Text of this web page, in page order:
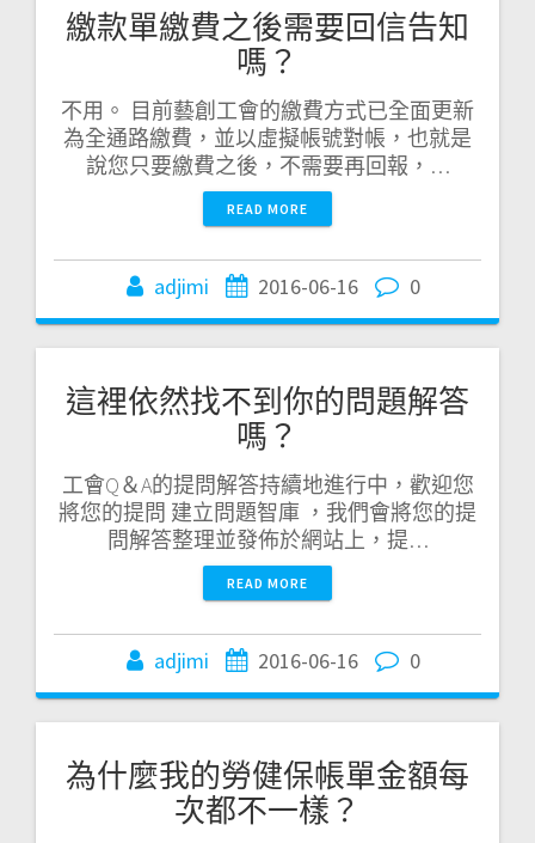
繳款單繳費之後需要回信告知
嗎？
不用。 目前藝創工會的繳費方式已全面更新
為全通路繳費，並以虛擬帳號對帳，也就是
說您只要繳費之後，不需要再回報，…
READ MORE
adjimi 2016-06-16 0
這裡依然找不到你的問題解答
嗎？
工會Q＆A的提問解答持續地進行中，歡迎您
將您的提問 建立問題智庫 ，我們會將您的提
問解答整理並發佈於網站上，提…
READ MORE
adjimi 2016-06-16 0
為什麼我的勞健保帳單金額每
次都不一樣？